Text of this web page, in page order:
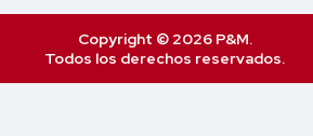
Copyright © 2026 P&M.
Todos los derechos reservados.